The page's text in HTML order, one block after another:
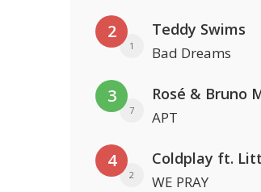
2
1
Teddy Swims
Bad Dreams
3
7
Rosé & Bruno
APT
4
2 WE PRAY